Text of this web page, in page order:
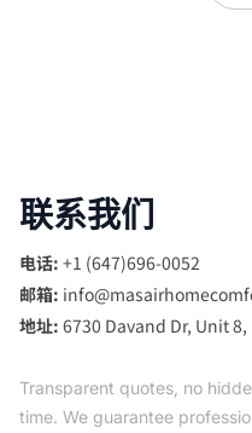
联系我们
电话: +1 (647)696-0052
邮箱:
地址: 6730 Davand Dr, Unit
Transparent quotes, no
time. We guarantee